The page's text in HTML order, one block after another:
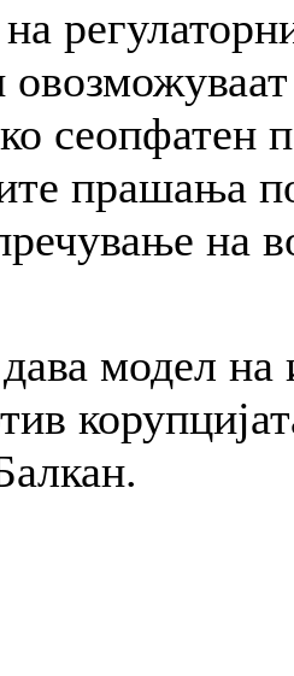
сеопфатен
прашања
на
модел на